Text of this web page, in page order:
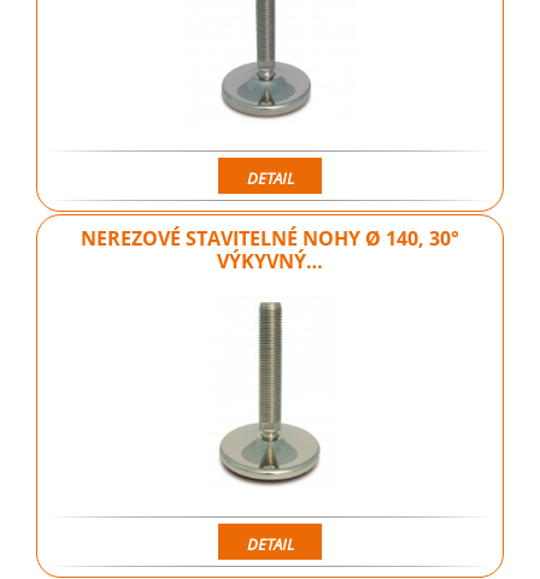
DETAIL
NEREZOVÉ STAVITELNÉ NOHY Ø 140, 30°
VÝKYVNÝ…
DETAIL